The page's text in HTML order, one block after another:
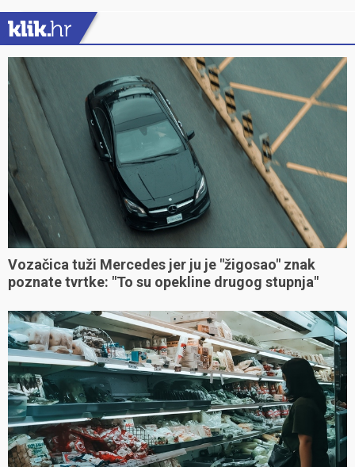
Vozačica tuži Mercedes jer ju je "žigosao" znak
poznate tvrtke: "To su opekline drugog stupnja"